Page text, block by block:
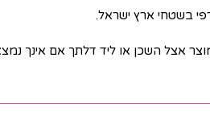
בשטחי ארץ ישראל.
אצל השכן או ליד דלתך אם אינך